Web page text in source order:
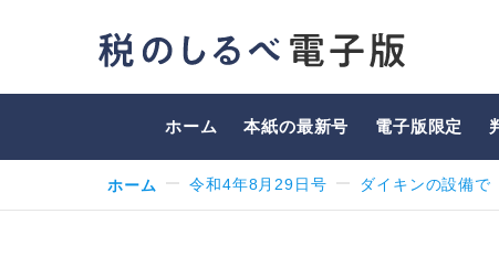
ホーム 本紙の最新号 電子版限定
ホーム 令和4年8月29日号 ダイキンの設備で